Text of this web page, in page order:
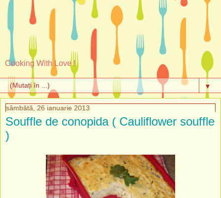
Cooking With Love !
▼
sâmbătă, 26 ianuarie 2013
Souffle de conopida ( Cauliflower souffle
)